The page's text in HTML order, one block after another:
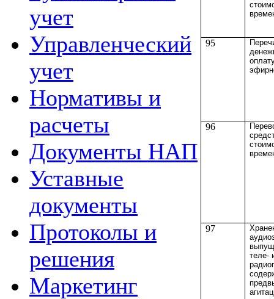
учет
Управленческий
учет
Нормативы и
расчеты
Документы НАП
Уставные
документы
Протоколы и
решения
Маркетинг
95
96
97
теле-